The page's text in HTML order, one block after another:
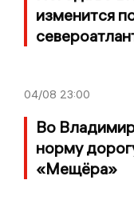
изменится
04/08 23:00
Во
норму
«Мещёра»